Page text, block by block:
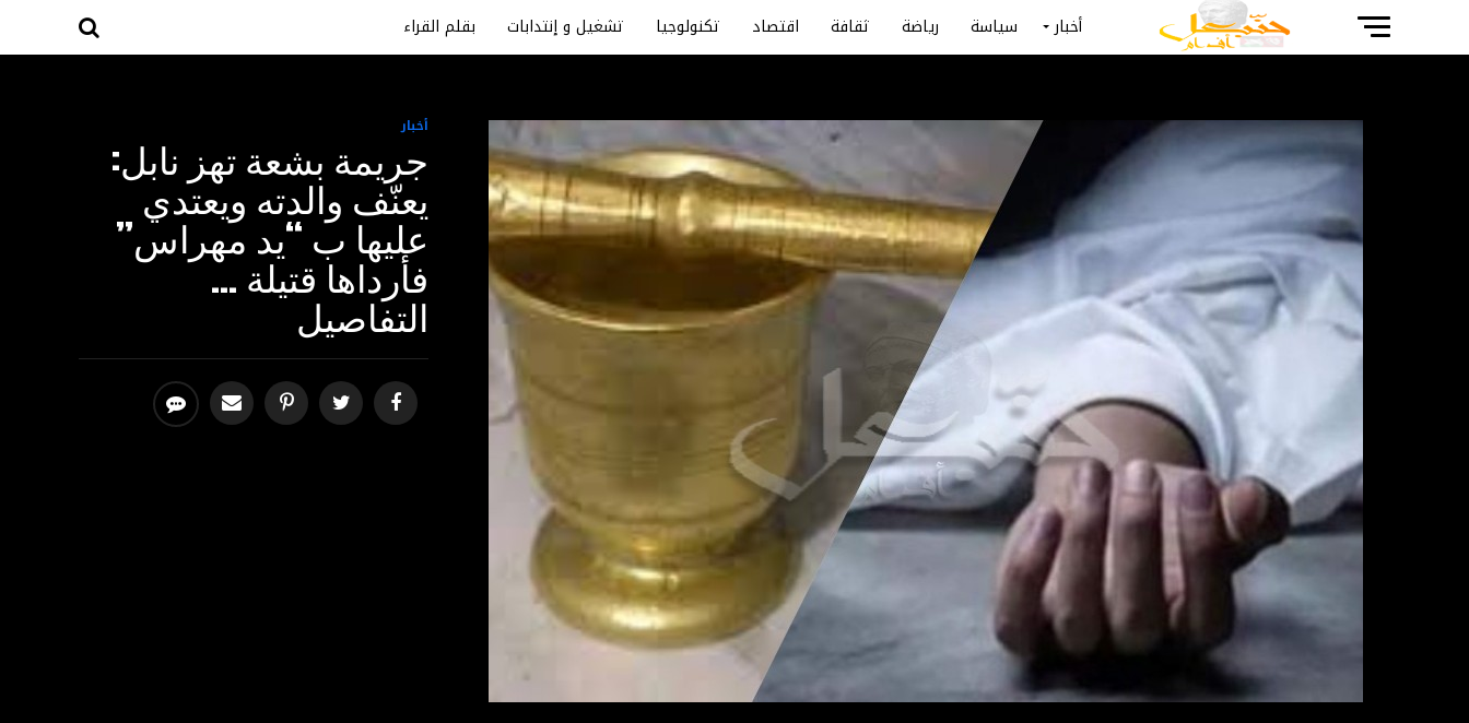
أخبار سياسة رياضة ثقافة اقتصاد تكنولوجيا تشغيل و إنتدابات بقلم القراء
أخبار
جريمة بشعة تهز نابل:
يعنّف والدته ويعتدي
عليها ب “يد مهراس”
فأرداها قتيلة …
التفاصيل